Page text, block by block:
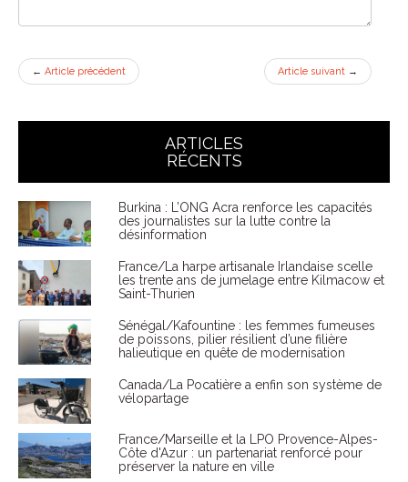
← Article précédent Article suivant →
ARTICLES
RÉCENTS
Burkina : L’ONG Acra renforce les capacités
des journalistes sur la lutte contre la
désinformation
France/La harpe artisanale Irlandaise scelle
les trente ans de jumelage entre Kilmacow et
Saint-Thurien
Sénégal/Kafountine : les femmes fumeuses
de poissons, pilier résilient d’une filière
halieutique en quête de modernisation
Canada/La Pocatière a enfin son système de
vélopartage
France/Marseille et la LPO Provence-Alpes-
Côte d'Azur : un partenariat renforcé pour
préserver la nature en ville